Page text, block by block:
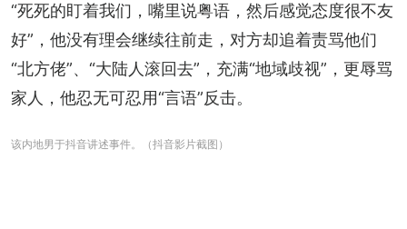
“死死的盯着我们，嘴里说粤语，然后感觉态度很不友
好”，他没有理会继续往前走，对方却追着责骂他们
“北方佬”、“大陆人滚回去”，充满“地域歧视”，更辱骂
家人，他忍无可忍用“言语”反击。
该内地男于抖音讲述事件。（抖音影片截图）